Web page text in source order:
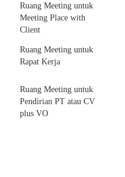
Ruang Meeting untuk
Meeting Place with
Client
Ruang Meeting untuk
Rapat Kerja
Ruang Meeting untuk
Pendirian PT atau CV
plus VO